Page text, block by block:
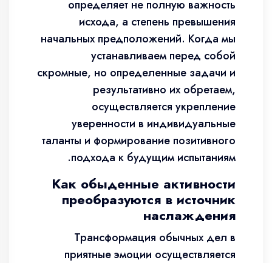
определяет не полную важность
исхода, а степень превышения
начальных предположений. Когда мы
устанавливаем перед собой
скромные, но определенные задачи и
результативно их обретаем,
осуществляется укрепление
уверенности в индивидуальные
таланты и формирование позитивного
подхода к будущим испытаниям.
Как обыденные активности
преобразуются в источник
наслаждения
Трансформация обычных дел в
приятные эмоции осуществляется